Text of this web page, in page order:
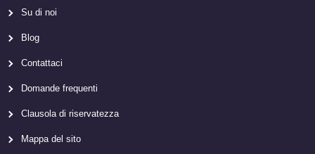
Su di noi
Blog
Contattaci
Domande frequenti
Clausola di riservatezza
Mappa del sito